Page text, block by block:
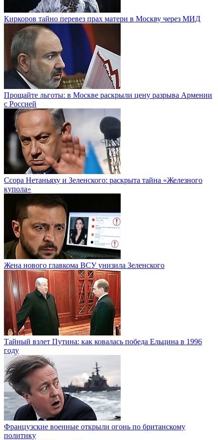
Киркоров тайно перевез прах матери в Москву через МИД
Прощайте льготы: в Москве раскрыли цену разрыва Армении
с Россией
Ссора Нетаньяху и Зеленского: раскрыта тайна «Железного
купола»
Жена нового главкома ВСУ унизила Зеленского
Тайный взлет Путина: как ковалась победа Ельцина в 1996
году
Французские военные открыли огонь по британскому
политику